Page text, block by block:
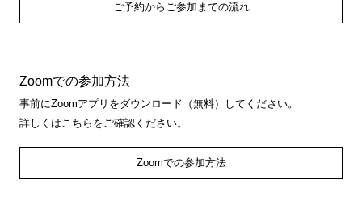
ご予約からご参加までの流れ
Zoomでの参加方法
事前にZoomアプリをダウンロード（無料）してください。
詳しくはこちらをご確認ください。
Zoomでの参加方法